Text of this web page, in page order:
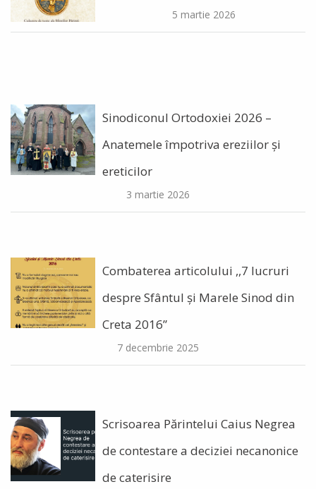
5 martie 2026
Sinodiconul Ortodoxiei 2026 –
Anatemele împotriva ereziilor şi
ereticilor
3 martie 2026
Combaterea articolului ,,7 lucruri
despre Sfântul și Marele Sinod din
Creta 2016”
7 decembrie 2025
Scrisoarea Părintelui Caius Negrea
de contestare a deciziei necanonice
de caterisire